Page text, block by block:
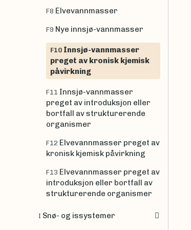
F8 Elvevannmasser
F9 Nye innsjø-vannmasser
F10 Innsjø-vannmasser
preget av kronisk kjemisk
påvirkning
F11 Innsjø-vannmasser
preget av introduksjon eller
bortfall av strukturerende
organismer
F12 Elvevannmasser preget av
kronisk kjemisk påvirkning
F13 Elvevannmasser preget av
introduksjon eller bortfall av
strukturerende organismer
I Snø- og issystemer